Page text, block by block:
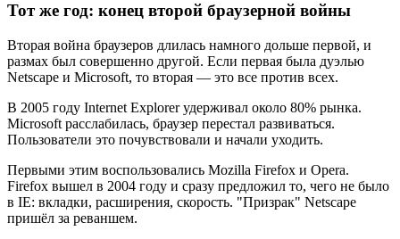
Тот же год: конец второй браузерной войны
Вторая война браузеров длилась намного дольше первой, и
размах был совершенно другой. Если первая была дуэлью
Netscape и Microsoft, то вторая — это все против всех.
В 2005 году Internet Explorer удерживал около 80% рынка.
Microsoft расслабилась, браузер перестал развиваться.
Пользователи это почувствовали и начали уходить.
Первыми этим воспользовались Mozilla Firefox и Opera.
Firefox вышел в 2004 году и сразу предложил то, чего не было
в IE: вкладки, расширения, скорость. "Призрак" Netscape
пришёл за реваншем.